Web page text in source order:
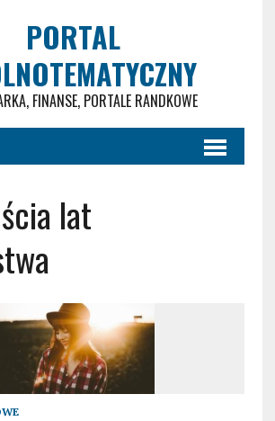
PORTAL
FINANSE, PORTALE RANDKOWE
lat